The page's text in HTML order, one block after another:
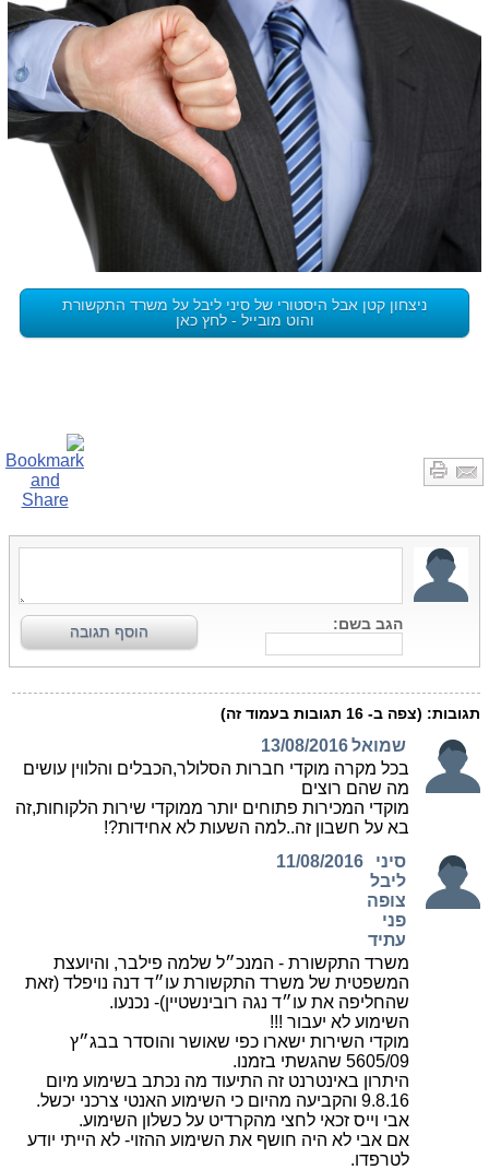
ניצחון קטן אבל היסטורי של סיני ליבל על משרד התקשורת
והוט מובייל - לחץ כאן